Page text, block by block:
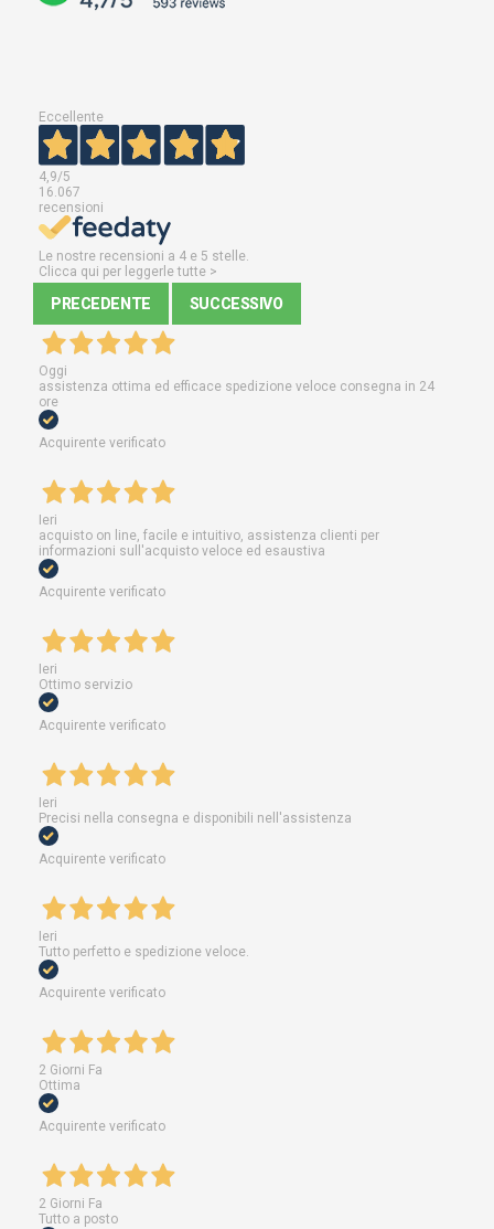
Eccellente
4,9/5
16.067
recensioni
Le nostre recensioni a 4 e 5 stelle.
Clicca qui per leggerle tutte >
PRECEDENTE SUCCESSIVO
Oggi
assistenza ottima ed efficace spedizione veloce consegna in 24
ore
Acquirente verificato
Ieri
acquisto on line, facile e intuitivo, assistenza clienti per
informazioni sull'acquisto veloce ed esaustiva
Acquirente verificato
Ieri
Ottimo servizio
Acquirente verificato
Ieri
Precisi nella consegna e disponibili nell'assistenza
Acquirente verificato
Ieri
Tutto perfetto e spedizione veloce.
Acquirente verificato
2 Giorni Fa
Ottima
Acquirente verificato
2 Giorni Fa
Tutto a posto